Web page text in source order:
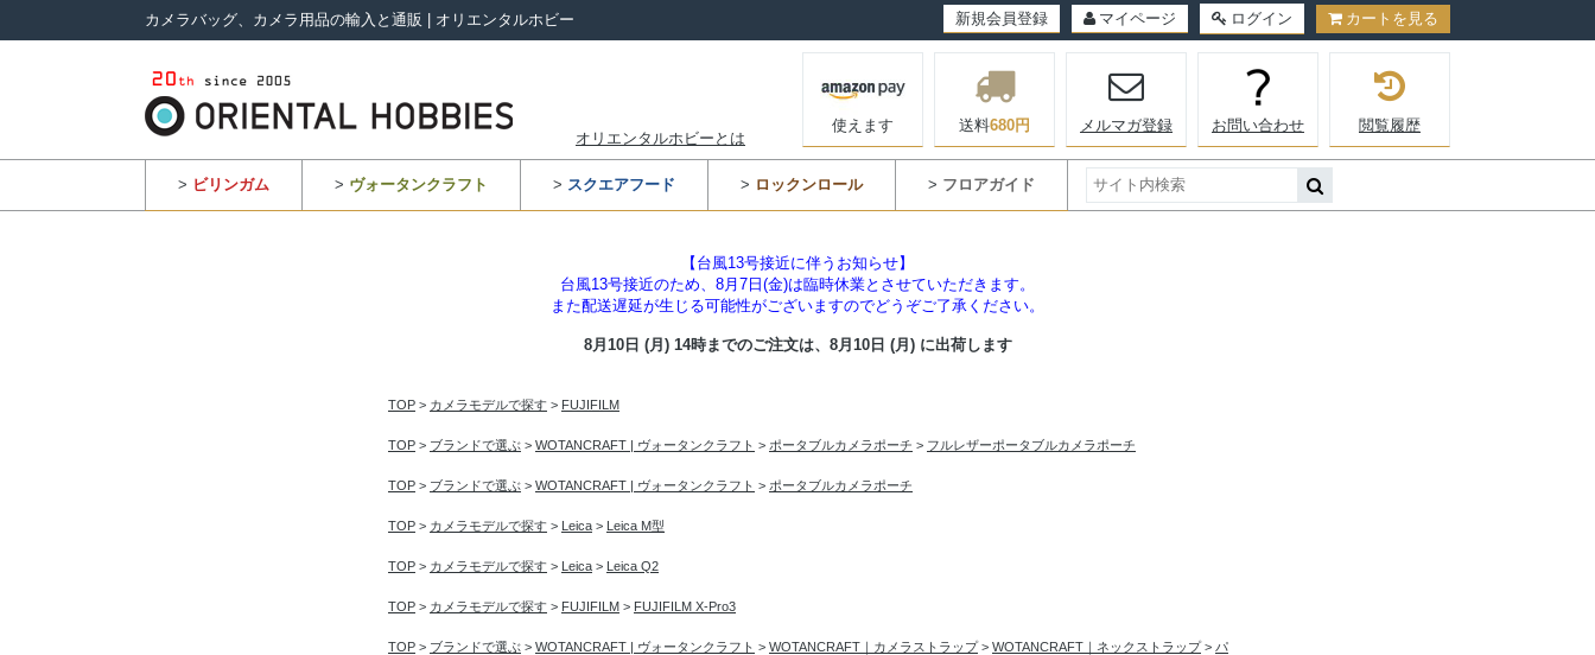
カメラバッグ、カメラ用品の輸入と通販 | オリエンタルホビー 新規会員登録 マイページ ログイン カートを見る
オリエンタルホビーとは
使えます 送料680円 メルマガ登録 お問い合わせ 閲覧履歴
> ビリンガム > ヴォータンクラフト > スクエアフード > ロックンロール > フロアガイド
【台風13号接近に伴うお知らせ】
台風13号接近のため、8月7日(金)は臨時休業とさせていただきます。
また配送遅延が生じる可能性がございますのでどうぞご了承ください。
8月10日 (月) 14時までのご注文は、 8月10日 (月) に出荷します
TOP > カメラモデルで探す > FUJIFILM
TOP > ブランドで選ぶ > WOTANCRAFT | ヴォータンクラフト > ポータブルカメラポーチ > フルレザーポータブルカメラポーチ
TOP > ブランドで選ぶ > WOTANCRAFT | ヴォータンクラフト > ポータブルカメラポーチ
TOP > カメラモデルで探す > Leica > Leica M型
TOP > カメラモデルで探す > Leica > Leica Q2
TOP > カメラモデルで探す > FUJIFILM > FUJIFILM X-Pro3
TOP > ブランドで選ぶ > WOTANCRAFT | ヴォータンクラフト > WOTANCRAFT｜カメラストラップ> WOTANCRAFT｜ネックストラップ> パ